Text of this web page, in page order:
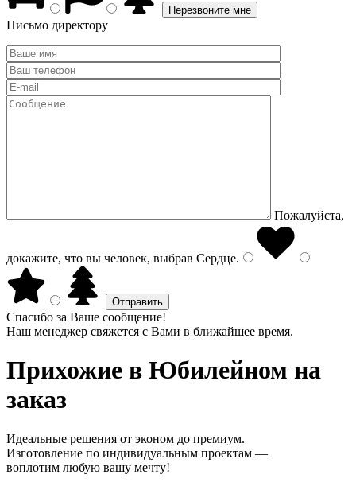
Письмо директору
Пожалуйста,
докажите, что вы человек, выбрав Сердце.
Спасибо за Ваше сообщение!
Наш менеджер свяжется с Вами в ближайшее время.
Прихожие в Юбилейном на
заказ
Идеальные решения от эконом до премиум.
Изготовление по индивидуальным проектам —
воплотим любую вашу мечту!